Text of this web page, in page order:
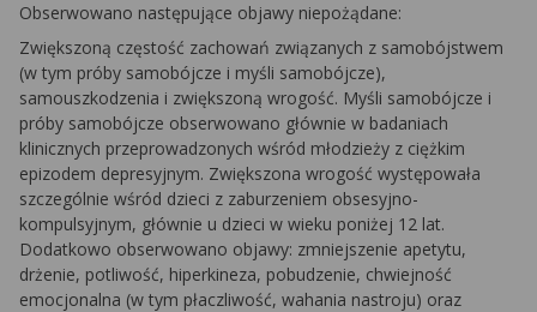
Obserwowano następujące objawy niepożądane:
Zwiększoną częstość zachowań związanych z samobójstwem
(w tym próby samobójcze i myśli samobójcze),
samouszkodzenia i zwiększoną wrogość. Myśli samobójcze i
próby samobójcze obserwowano głównie w badaniach
klinicznych przeprowadzonych wśród młodzieży z ciężkim
epizodem depresyjnym. Zwiększona wrogość występowała
szczególnie wśród dzieci z zaburzeniem obsesyjno-
kompulsyjnym, głównie u dzieci w wieku poniżej 12 lat.
Dodatkowo obserwowano objawy: zmniejszenie apetytu,
drżenie, potliwość, hiperkineza, pobudzenie, chwiejność
emocjonalna (w tym płaczliwość, wahania nastroju) oraz